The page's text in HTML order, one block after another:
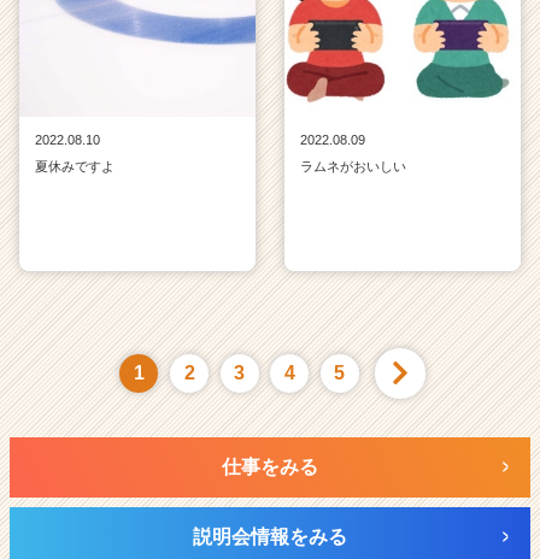
2022.08.10
夏休みですよ
2022.08.09
ラムネがおいしい
1 2 3 4 5
仕事をみる
説明会情報をみる